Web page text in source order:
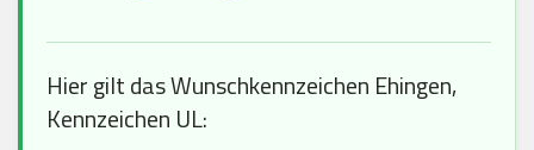
Hier gilt das Wunschkennzeichen Ehingen,
Kennzeichen UL: